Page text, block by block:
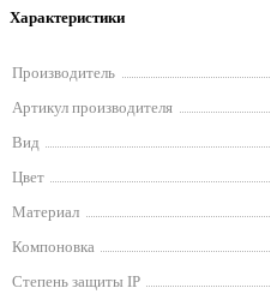
Характеристики
Производитель
Артикул производителя
Вид
Цвет
Материал
Компоновка
Степень защиты IP